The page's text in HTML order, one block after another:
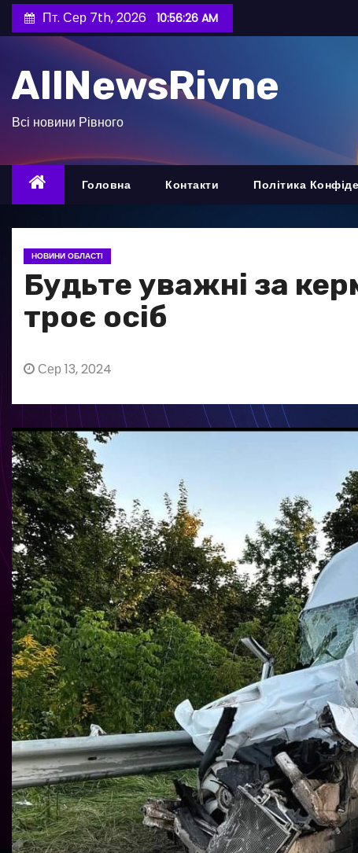
е
д
Пт. Сер 7th, 2026 10:56:27 AM
AllNewsRivne
Всі новини Рівного
Головна Контакти Політика
НОВИНИ ОБЛАСТІ
Будьте уважні за
троє осіб
Сер 13, 2024